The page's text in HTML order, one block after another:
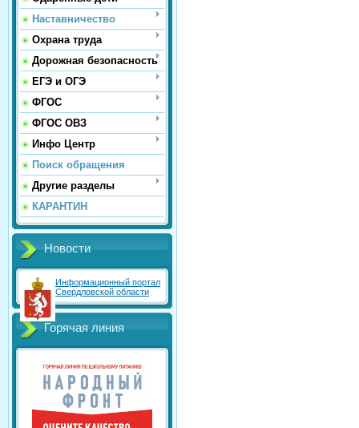
Наставничество
Охрана труда
Дорожная безопасность
ЕГЭ и ОГЭ
ФГОС
ФГОС ОВЗ
Инфо Центр
Поиск обращения
Другие разделы
КАРАНТИН
Новости
Информационный портал
Свердловской области
Горячая линия